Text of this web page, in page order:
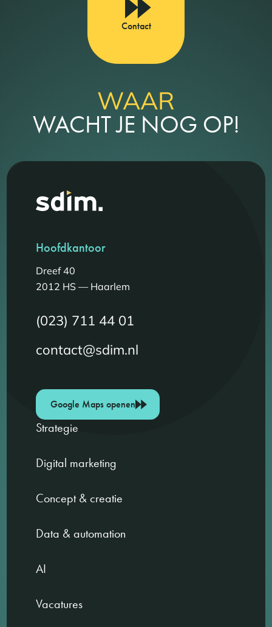
Contact
WAAR
WACHT JE NOG OP!
Hoofdkantoor
Dreef 40
2012 HS — Haarlem
(023) 711 44 01
contact@sdim.nl
Google Maps openen
Strategie
Digital marketing
Concept & creatie
Data & automation
AI
Vacatures